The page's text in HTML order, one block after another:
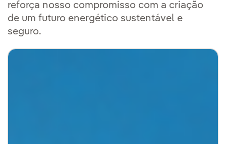
reforça nosso compromisso com a criação
de um futuro energético sustentável e
seguro.